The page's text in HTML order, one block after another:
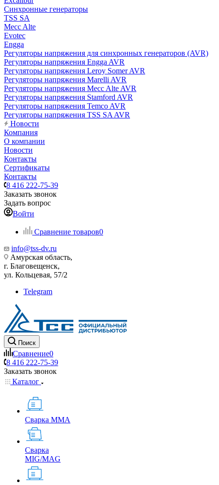
Синхронные генераторы
TSS SA
Mecc Alte
Evotec
Engga
Регуляторы напряжения для синхронных генераторов (AVR)
Регуляторы напряжения Engga AVR
Регуляторы напряжения Leroy Somer AVR
Регуляторы напряжения Marelli AVR
Регуляторы напряжения Mecc Alte AVR
Регуляторы напряжения Stamford AVR
Регуляторы напряжения Temco AVR
Регуляторы напряжения TSS SA AVR
Новости
Компания
О компании
Новости
Контакты
Сертификаты
Контакты
8 416 222-75-39
Заказать звонок
Задать вопрос
Войти
Сравнение товаров0
info@tss-dv.ru
Амурская область,
г. Благовещенск,
ул. Кольцевая, 57/2
Telegram
Поиск
Сравнение0
8 416 222-75-39
Заказать звонок
Каталог
Сварка MMA
Сварка
MIG/MAG